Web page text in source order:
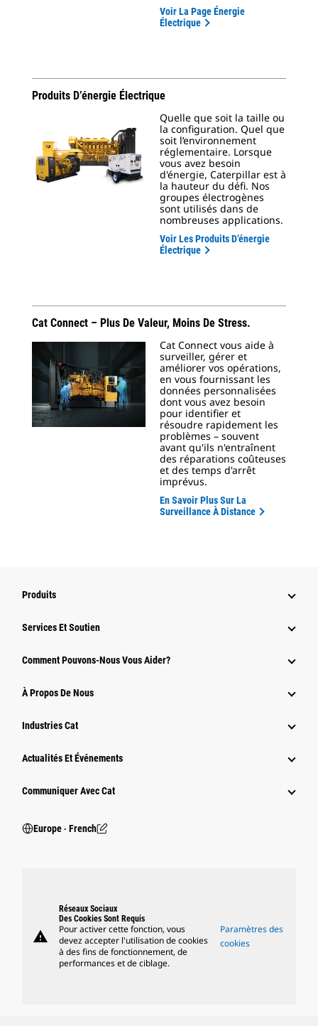
Voir La Page Énergie
Électrique
Produits D’énergie Électrique
Quelle que soit la taille ou
la configuration. Quel que
soit l’environnement
réglementaire. Lorsque
vous avez besoin
d'énergie, Caterpillar est à
la hauteur du défi. Nos
groupes électrogènes
sont utilisés dans de
nombreuses applications.
Voir Les Produits D’énergie
Électrique
Cat Connect – Plus De Valeur, Moins De Stress.
Cat Connect vous aide à
surveiller, gérer et
améliorer vos opérations,
en vous fournissant les
données personnalisées
dont vous avez besoin
pour identifier et
résoudre rapidement les
problèmes – souvent
avant qu'ils n'entraînent
des réparations coûteuses
et des temps d'arrêt
imprévus.
En Savoir Plus Sur La
Surveillance À Distance
Produits
Services Et Soutien
Comment Pouvons-Nous Vous Aider?
À Propos De Nous
Industries Cat
Actualités Et Événements
Communiquer Avec Cat
Europe ‧ French
warning
Réseaux Sociaux
Des Cookies Sont Requis
Pour activer cette fonction, vous
devez accepter l'utilisation de cookies
à des fins de fonctionnement, de
performances et de ciblage.
Paramètres des
cookies